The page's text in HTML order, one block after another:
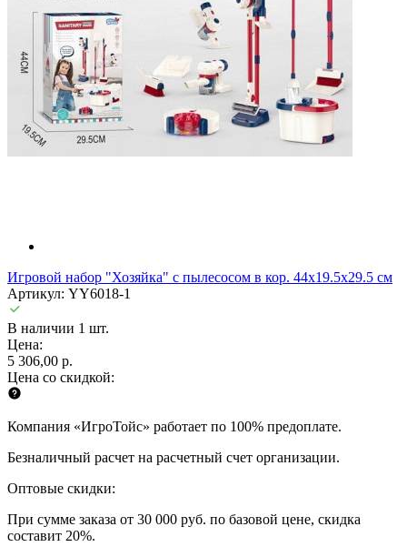
Игровой набор "Хозяйка" с пылесосом в кор. 44х19.5х29.5 см
Артикул: YY6018-1
В наличии 1 шт.
Цена:
5 306,00 р.
Цена со скидкой:
Компания «ИгроТойс» работает по 100% предоплате.
Безналичный расчет на расчетный счет организации.
Оптовые скидки:
При сумме заказа от 30 000 руб. по базовой цене, скидка
составит 20%.